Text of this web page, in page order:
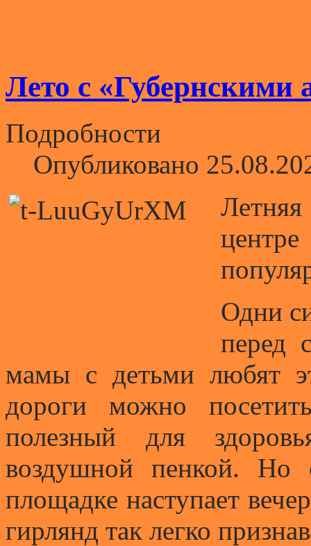
Лето с «Губернскими
Подробности
Опубликовано
Летняя
Одни
перед
мамы с детьми любят
дороги можно
полезный для
воздушной пенкой. Но
площадке наступает
гирлянд так легко